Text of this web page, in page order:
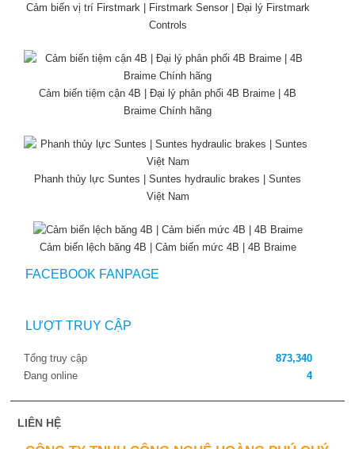
Cảm biến vị trí Firstmark | Firstmark Sensor | Đại lý Firstmark
Controls
Cảm biến tiệm cận 4B | Đại lý phân phối 4B Braime | 4B
Braime Chính hãng
Phanh thủy lực Suntes | Suntes hydraulic brakes | Suntes
Việt Nam
Cảm biến lệch băng 4B | Cảm biến mức 4B | 4B Braime
FACEBOOK FANPAGE
LƯỢT TRUY CẬP
Tổng truy cập
873,340
Đang online
4
LIÊN HỆ